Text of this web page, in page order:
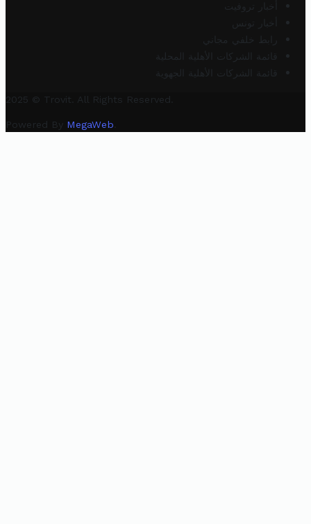
أخبار تروفيت
أخبار تونس
رابط خلفي مجاني
قائمة الشركات الأهلية المحلية
قائمة الشركات الأهلية الجهوية
2025 © Trovit. All Rights Reserved.
Powered By MegaWeb